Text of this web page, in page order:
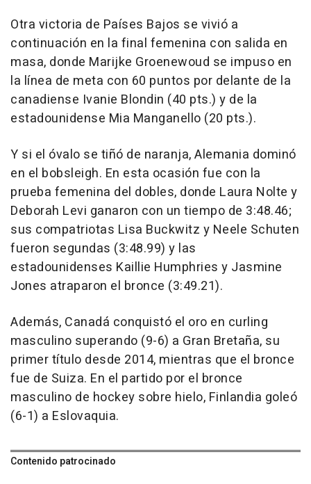
Otra victoria de Países Bajos se vivió a
continuación en la final femenina con salida en
masa, donde Marijke Groenewoud se impuso en
la línea de meta con 60 puntos por delante de la
canadiense Ivanie Blondin (40 pts.) y de la
estadounidense Mia Manganello (20 pts.).
Y si el óvalo se tiñó de naranja, Alemania dominó
en el bobsleigh. En esta ocasión fue con la
prueba femenina del dobles, donde Laura Nolte y
Deborah Levi ganaron con un tiempo de 3:48.46;
sus compatriotas Lisa Buckwitz y Neele Schuten
fueron segundas (3:48.99) y las
estadounidenses Kaillie Humphries y Jasmine
Jones atraparon el bronce (3:49.21).
Además, Canadá conquistó el oro en curling
masculino superando (9-6) a Gran Bretaña, su
primer título desde 2014, mientras que el bronce
fue de Suiza. En el partido por el bronce
masculino de hockey sobre hielo, Finlandia goleó
(6-1) a Eslovaquia.
Contenido patrocinado